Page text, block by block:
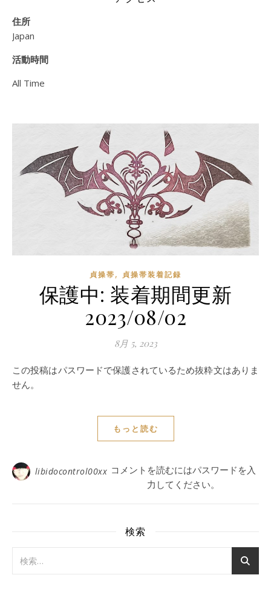
住所
Japan
活動時間
All Time
貞操帯, 貞操帯装着記録
保護中: 装着期間更新
2023/08/02
8月 5, 2023
この投稿はパスワードで保護されているため抜粋文はありま
せん。
もっと読む
libidocontrol00xx コメントを読むにはパスワードを入
力してください。
検索